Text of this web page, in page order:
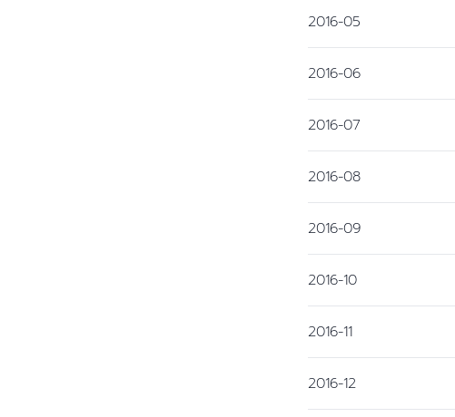
2016-05
2016-06
2016-07
2016-08
2016-09
2016-10
2016-11
2016-12